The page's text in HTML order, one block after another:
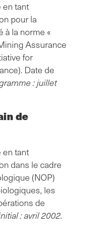
en tant
pour la
à la norme «
Assurance
for
Date de
: juillet
de
en tant
dans le cadre
(NOP)
les
de
: avril 2002.